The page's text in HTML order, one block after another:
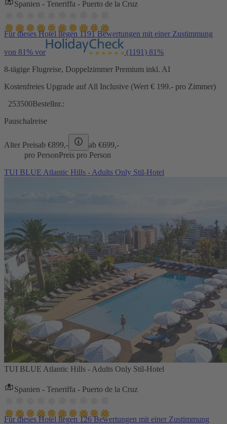
Spanien - Teneriffa - Puerto de la Cruz
Für dieses Hotel liegen 1191 Bewertungen mit einer Zustimmung
von 81% vor (1191) 81%
8-tägige Flugreise, Doppelzimmer Premium inkl. AI
Kostenfreies Upgrade auf All Inclusive (Wert € 199.- pro Zimmer)
253500Bestellnr.:
Pauschalreise
Alter Preisab €899,- ab €699,-
pro PersonPreis pro Person
TUI BLUE Atlantic Hills - Adults Only Stil-Hotel
TUI BLUE Atlantic Hills - Adults Only Stil-Hotel
Spanien - Teneriffa - Puerto de la Cruz
Für dieses Hotel liegen 126 Bewertungen mit einer Zustimmung